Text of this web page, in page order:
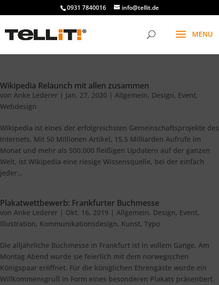
0931 7840016 info@tellit.de
Wikipedia Relaunch mit allen zusammen
von Anke Lederer | Jan. 27, 2020 | Allgemein, Design, Event,
Webdesign
Wikipedia ist eines der erfolgreichsten Gemeinschaftsprojekte des
Internets. Mit 50 Millionen Artikel, 15,5 Milliarden Aufrufe im
Monat und mehr als 500.000 fleißigen Updatern auf der ganzen
Welt, ist Wikipedia eine riesige Wissensquelle, bei der einfach
jeder...
Plakatwettbewerb: Frankfurter Buchmesse
von Anke Lederer | Okt. 16, 2019 | Allgemein, Design, Event,
Illustration, Kommunikationsdesign, Kunst, Typo
Die alljährliche Buchmesse in Frankfurt ist in vollem Gange. Am
Montag Abend wurde sie feierlich mit dem norwegischen
Königspaar eröffnet. Für die königlichen Ehrengäste wurde ein
Willkommensgruß in Form eines besonderen Plakats präsentiert.